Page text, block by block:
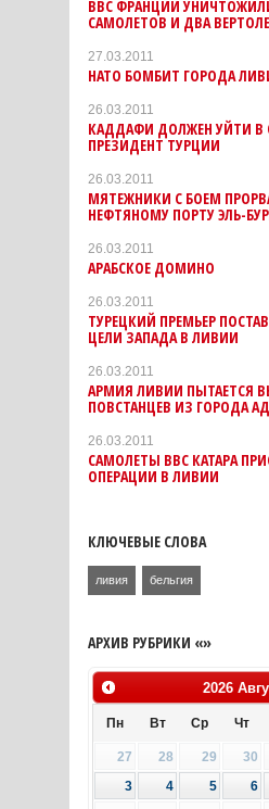
ВВС ФРАНЦИИ
САМОЛЕТОВ И ДВА
27.03.2011
НАТО БОМБИТ ГОРОДА
26.03.2011
КАДДАФИ ДОЛЖЕН УЙТИ В
ПРЕЗИДЕНТ ТУРЦИИ
26.03.2011
МЯТЕЖНИКИ С БОЕМ
НЕФТЯНОМУ ПОРТУ ЭЛЬ-
26.03.2011
АРАБСКОЕ ДОМИНО
26.03.2011
ТУРЕЦКИЙ ПРЕМЬЕР
ЦЕЛИ ЗАПАДА В ЛИВИИ
26.03.2011
АРМИЯ ЛИВИИ ПЫТАЕТСЯ
ПОВСТАНЦЕВ ИЗ ГОРОДА
26.03.2011
САМОЛЕТЫ ВВС КАТАРА
ОПЕРАЦИИ В ЛИВИИ
КЛЮЧЕВЫЕ СЛОВА
ливия бельгия
АРХИВ РУБРИКИ «»
2026
Пн Вт Ср Чт
27 28 29 30
3
4 5 6